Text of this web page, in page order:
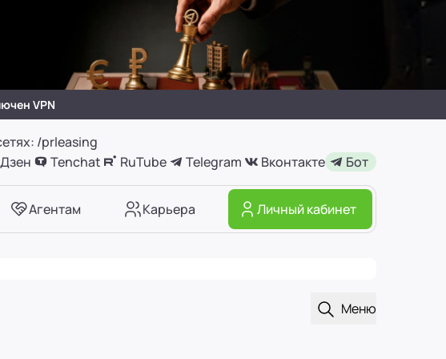
VPN
/prleasing
Дзен Tenchat RuTube Telegram Вконтакте Бот
Агентам Карьера Личный кабинет
Меню
Открыть поиск